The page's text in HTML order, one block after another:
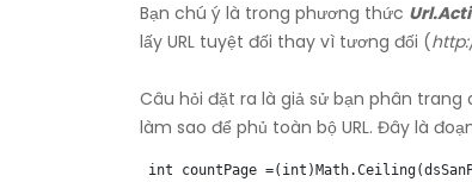
Bạn chú ý là trong phương thức
lấy URL tuyệt đối thay vì tương đối (
Câu hỏi đặt ra là giả sử bạn phân
làm sao để phủ toàn bộ URL. Đây là
int countPage